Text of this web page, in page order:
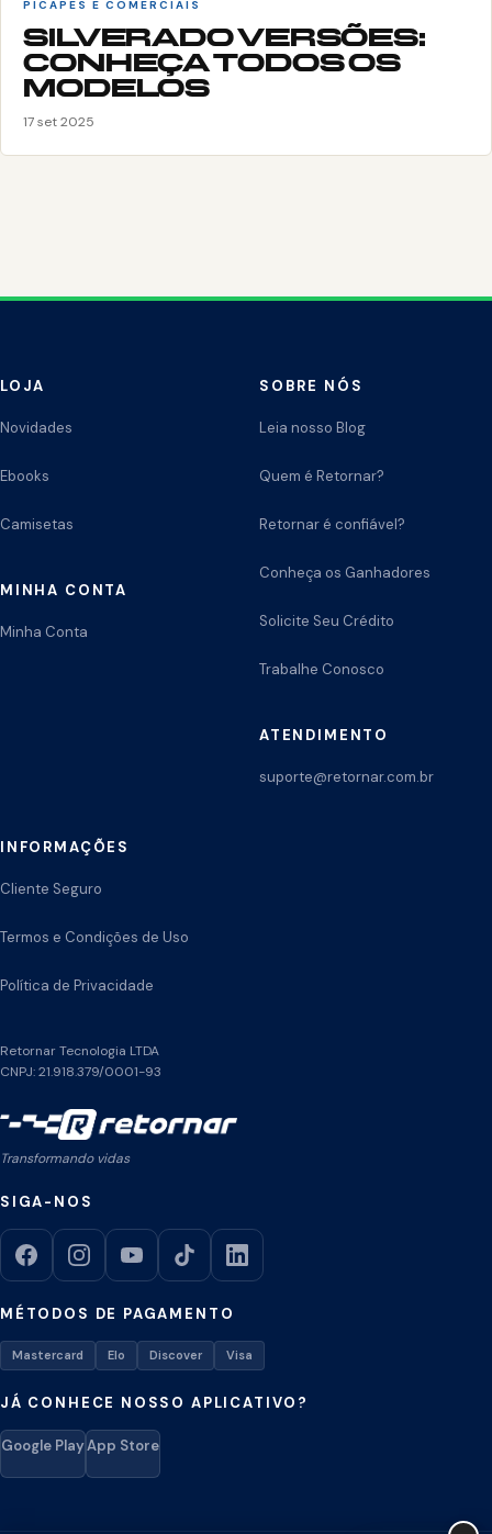
PICAPES E COMERCIAIS
SILVERADO VERSÕES:
CONHEÇA TODOS OS
MODELOS
17 set 2025
LOJA
Novidades
Ebooks
Camisetas
MINHA CONTA
Minha Conta
SOBRE NÓS
Leia nosso Blog
Quem é Retornar?
Retornar é confiável?
Conheça os Ganhadores
Solicite Seu Crédito
Trabalhe Conosco
ATENDIMENTO
suporte@retornar.com.br
INFORMAÇÕES
Cliente Seguro
Termos e Condições de Uso
Política de Privacidade
Retornar Tecnologia LTDA
CNPJ: 21.918.379/0001-93
Transformando vidas
SIGA-NOS
MÉTODOS DE PAGAMENTO
Mastercard Elo Discover Visa
JÁ CONHECE NOSSO APLICATIVO?
Google PlayApp Store